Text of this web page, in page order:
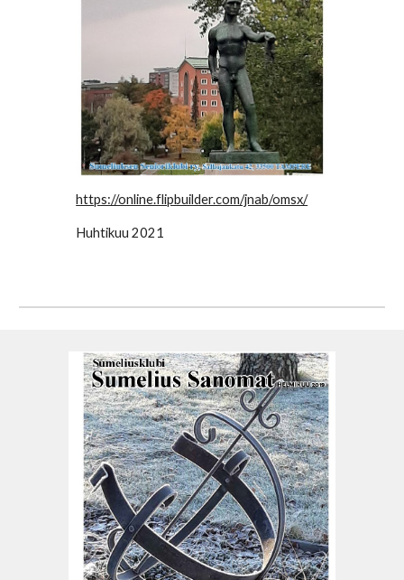
https://online.flipbuilder.com/jnab/omsx/
Huhtikuu 2021